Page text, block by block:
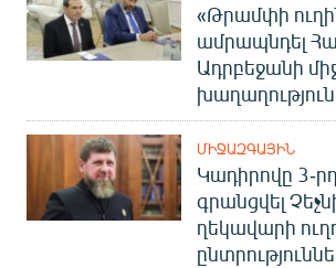
«Թրամփի
ամրապնդել
Ադրբեջանի
ՄԻՋԱԶԳԱՅԻՆ
Կադիրովը 3-
գրանցվել
ղեկավարի